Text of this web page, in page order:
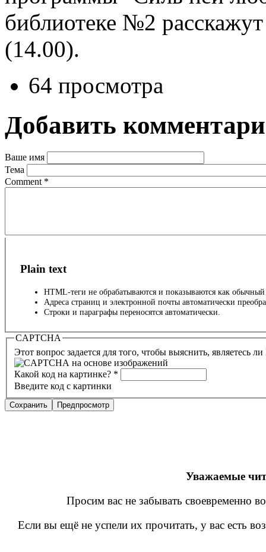
библиотеке №2
(14.00).
64 просмотра
Добавить
Ваше имя
Тема
Comment *
Plain text
HTML-теги не обрабатываются и показываются как обычный
Адреса страниц и электронной почты автоматически
Строки и параграфы переносятся автоматически.
CAPTCHA
Этот вопрос задается для того, чтобы выяснить, являетесь
Какой код на картинке? *
Введите код с картинки
Уважаемые
Просим вас не забывать своевременно
Если вы ещё не успели их прочитать, у вас есть